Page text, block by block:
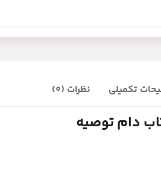
تکمیلی نظرات (0)
دام توصیه